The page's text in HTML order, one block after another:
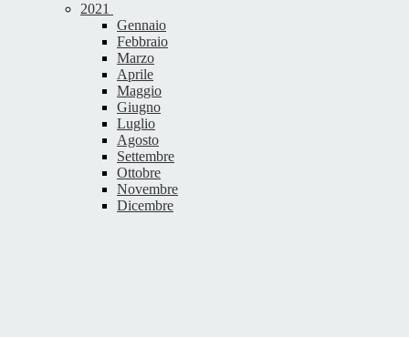
2021
Gennaio
Febbraio
Marzo
Aprile
Maggio
Giugno
Luglio
Agosto
Settembre
Ottobre
Novembre
Dicembre